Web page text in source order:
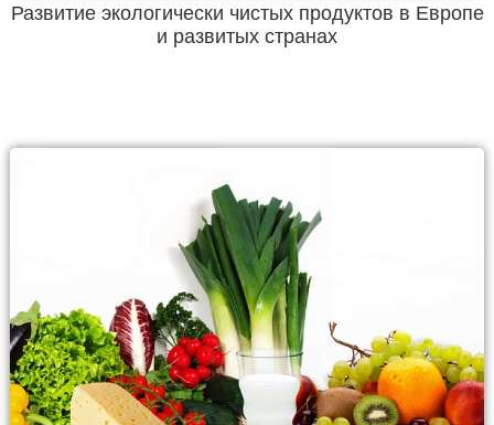
Развитие экологически чистых продуктов в Европе
и развитых странах